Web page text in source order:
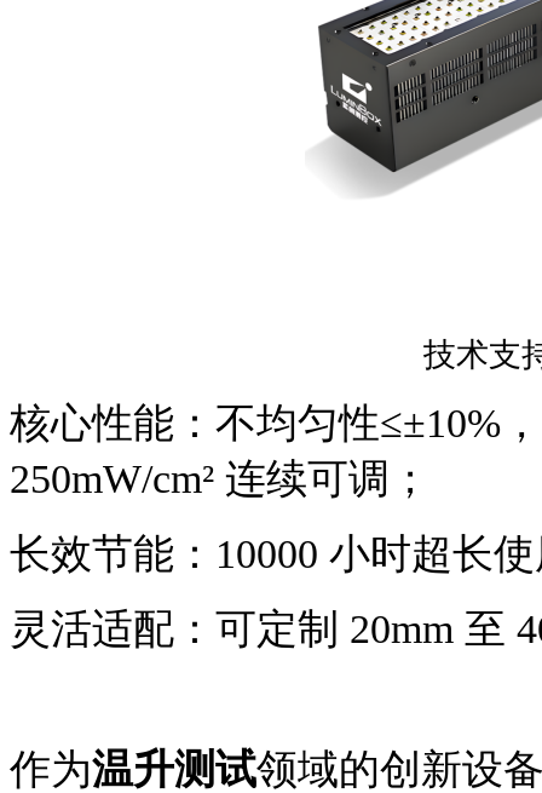
技术支
核心性能：不均匀性≤±10%
250mW/cm² 连续可调；
长效节能： 10000 小时超长
灵活适配：可定制 20mm 至
作为温升测试领域的创新设